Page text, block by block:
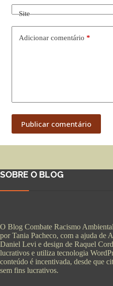
Site
Adicionar comentário *
Publicar comentário
SOBRE O BLOG
O Blog Combate Racismo
por Tania Pacheco, com a ajuda de
Daniel Levi e design de Raquel
lucrativos e utiliza tecnologia
conteúdo é incentivada, desde que
sem fins lucrativos.